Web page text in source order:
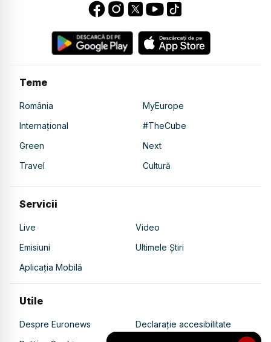
Teme
România
MyEurope
Internațional
#TheCube
Green
Next
Travel
Cultură
Servicii
Live
Video
Emisiuni
Ultimele Știri
Aplicația Mobilă
Utile
Despre Euronews
Declarație accesibilitate